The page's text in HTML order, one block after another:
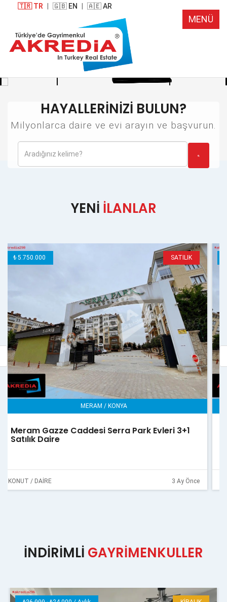
MENÜ
🇹🇷 TR 🇬🇧 EN 🇦🇪 AR
HAYALLERİNİZİ BULUN?
Milyonlarca daire ve evi arayın ve başvurun.
YENİ İLANLAR
MERAM / KONYA
₺ 30.000 / Aylık KİRALIK
Meram Gazze Caddesi Serra Park Evleri 3+1
Kiralık Daire
KONUT / DAİRE 3 Ay Önce
İNDİRİMLİ GAYRİMENKULLER